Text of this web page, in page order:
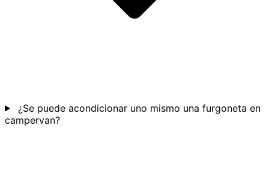
¿Se puede acondicionar uno mismo una furgoneta en
campervan?